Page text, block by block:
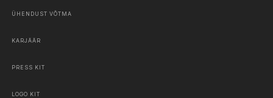
ÜHENDUST VÕTMA
KARJÄÄR
PRESS KIT
LOGO KIT